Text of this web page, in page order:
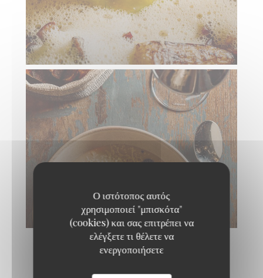
Ο ιστότοπος αυτός
χρησιμοποιεί "μπισκότα"
(cookies) και σας επιτρέπει να
ελέγξετε τι θέλετε να
ενεργοποιήσετε